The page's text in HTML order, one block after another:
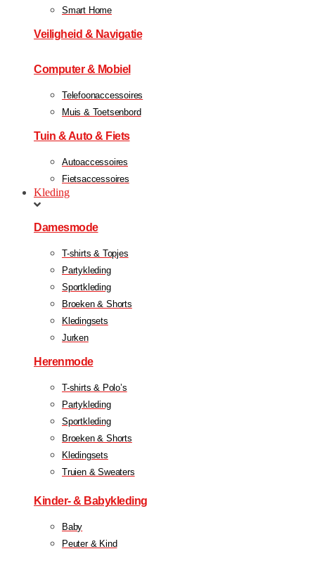
Smart Home
Veiligheid & Navigatie
Computer & Mobiel
Telefoonaccessoires
Muis & Toetsenbord
Tuin & Auto & Fiets
Autoaccessoires
Fietsaccessoires
Kleding
Damesmode
T-shirts & Topjes
Partykleding
Sportkleding
Broeken & Shorts
Kledingsets
Jurken
Herenmode
T-shirts & Polo’s
Partykleding
Sportkleding
Broeken & Shorts
Kledingsets
Truien & Sweaters
Kinder- & Babykleding
Baby
Peuter & Kind